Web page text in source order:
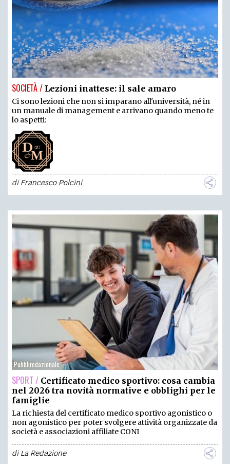
SOCIETÀ / Lezioni inattese: il sale amaro
Ci sono lezioni che non si imparano all'università, né in
un manuale di management e arrivano quando meno te
lo aspetti:
diFrancesco Polcini
Pubbliredazionale
SPORT / Certificato medico sportivo: cosa cambia
nel 2026 tra novità normative e obblighi per le
famiglie
La richiesta del certificato medico sportivo agonistico o
non agonistico per poter svolgere attività organizzate da
società e associazioni affiliate CONI
diLa Redazione